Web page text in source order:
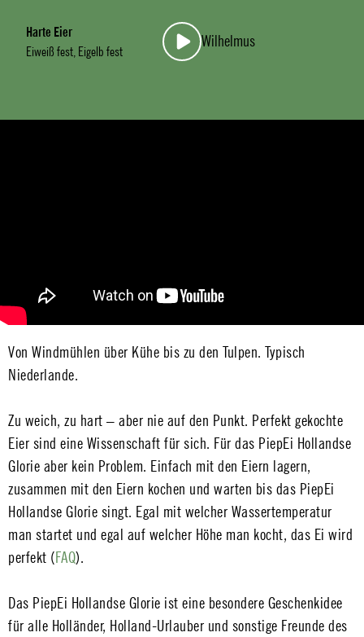
Harte Eier
Eiweiß fest, Eigelb fest
Wilhelmus
Von Windmühlen über Kühe bis zu den Tulpen. Typisch
Niederlande.
Zu weich, zu hart – aber nie auf den Punkt. Perfekt gekochte
Eier sind eine Wissenschaft für sich. Für das PiepEi Hollandse
Glorie aber kein Problem. Einfach mit den Eiern lagern,
zusammen mit den Eiern kochen und warten bis das PiepEi
Hollandse Glorie singt. Egal mit welcher Wassertemperatur
man startet und egal auf welcher Höhe man kocht, das Ei wird
perfekt (FAQ).
Das PiepEi Hollandse Glorie ist eine besondere Geschenkidee
für alle Holländer, Holland-Urlauber und sonstige Freunde des